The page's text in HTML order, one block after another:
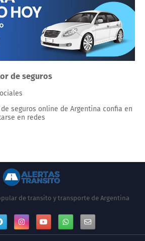
de seguros
seguros online de Argentina confia en
en redes
de transito y transporte de Argentina